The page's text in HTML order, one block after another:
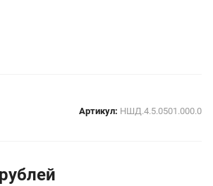
Артикул: НШД.4.5.0501.000.0
рублей